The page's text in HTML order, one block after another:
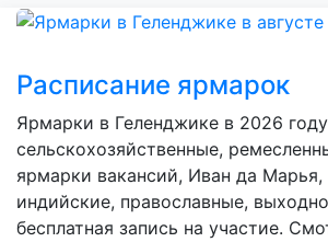
Расписание ярмарок
Ярмарки в Геленджике в 2026
сельскохозяйственные,
ярмарки вакансий, Иван да
индийские, православные,
бесплатная запись на участие.